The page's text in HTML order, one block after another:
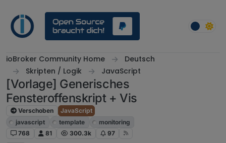
ioBroker Community Home
Deutsch
Skripten / Logik
JavaScript
[Vorlage] Generisches
Fensteroffenskript + Vis
Verschoben
JavaScript
javascript
template
monitoring
768
81 300.3k 97